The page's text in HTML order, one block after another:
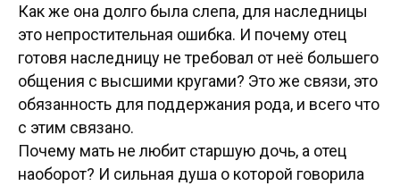
Как же она долго была слепа, для наследницы
это непростительная ошибка. И почему отец
готовя наследницу не требовал от неё большего
общения с высшими кругами? Это же связи, это
обязанность для поддержания рода, и всего что
с этим связано.
Почему мать не любит старшую дочь, а отец
наоборот? И сильная душа о которой говорила